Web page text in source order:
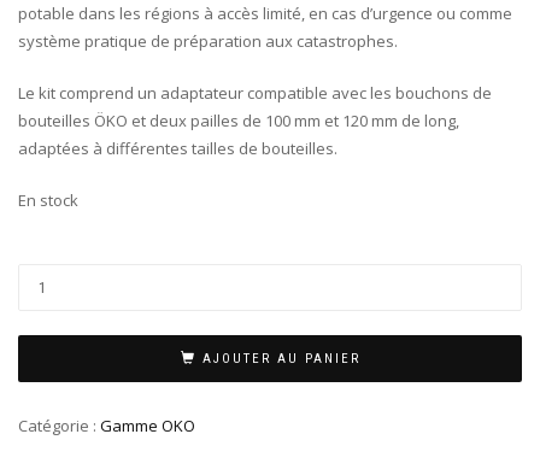
potable dans les régions à accès limité, en cas d’urgence ou comme
système pratique de préparation aux catastrophes.
Le kit comprend un adaptateur compatible avec les bouchons de
bouteilles ÖKO et deux pailles de 100 mm et 120 mm de long,
adaptées à différentes tailles de bouteilles.
En stock
AJOUTER AU PANIER
Catégorie : Gamme OKO